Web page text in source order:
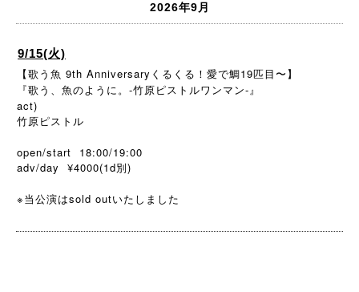
2026年9月
9/15(火)
【歌う魚 9th Anniversaryくるくる！愛で鯛19匹目〜】
『歌う、魚のように。-竹原ピストルワンマン-』
act)
竹原ピストル
open/start 18:00/19:00
adv/day ¥4000(1d別)
※当公演はsold outいたしました